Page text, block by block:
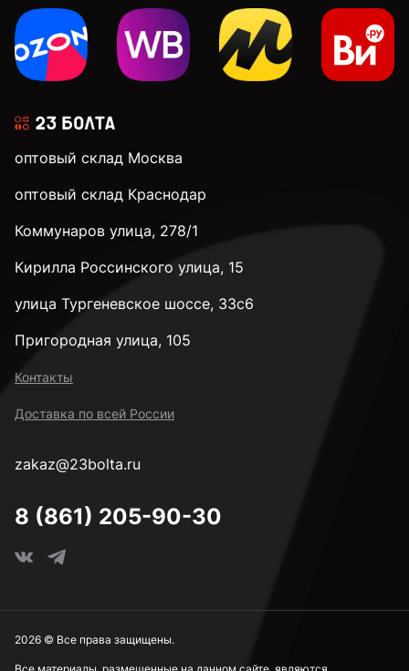
оптовый склад Москва
оптовый склад Краснодар
Коммунаров улица, 278/1
Кирилла Россинского улица, 15
улица Тургеневское шоссе, 33с6
Пригородная улица, 105
Контакты
Доставка по всей России
zakaz@23bolta.ru
8 (861) 205-90-30
2026 © Все права защищены.